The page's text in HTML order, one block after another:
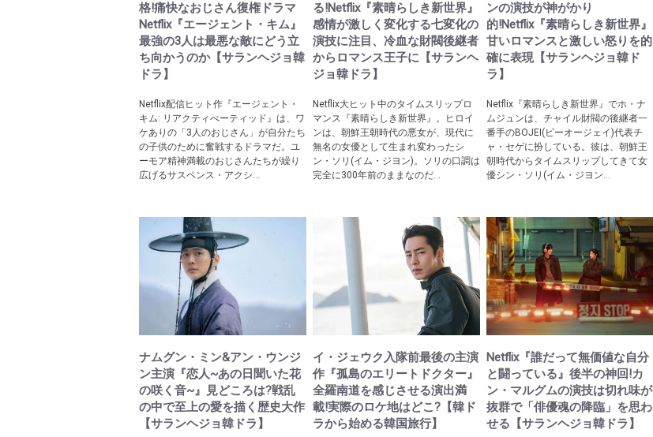
格!痛快なおじさん復権ドラマ
Netflix『エージェント・キム』
最強の3人は最悪な敵にどう立
ち向かうのか【サランヘジョ韓
ドラ】
Netflix配信ヒット作『エージェント・
キム: リアクティべーティッド』は、ワ
ケありの「3人のおじさん」が自分たち
の子供のために奮戦するドラマだ。ユ
ーモア精神満載のおじさんたちが繰り
広げるサスペンス・アクシ...
る!Netflix『素晴らしき新世界』
感情が激しく変化する七変化の
演技に注目、冷血な財閥後継者
からロマンス王子に【サランヘ
ジョ韓ドラ】
Netflix大ヒット中のタイムスリップロ
マンス『素晴らしき新世界』。ヒロイ
ンは、朝鮮王朝時代の悪女が、現代に
無名の女優として生まれ変わったシ
ン・ソリ(イム・ジヨン)。ソリの口調は
完全に300年前のままなのだ...
ンの演技が神がかり
的!Netflix『素晴らしき新世界』
甘いロマンスと激しい怒りを的
確に表現【サランヘジョ韓ド
ラ】
Netflix『素晴らしき新世界』でホ・ナ
ムジュンは、チャイル財閥の後継者一
番手のBOJEI(ビーオージェイ)代表チ
ャ・セゲに扮している。彼は、朝鮮王
朝時代からタイムスリップしてきて女
優シン・ソリ(イム・ジヨン...
ナムグン・ミン&アン・ウンジ
ン主演『恋人~あの日聞いた花
の咲く音~』見どころは?戦乱
の中で至上の愛を描く歴史大作
【サランヘジョ韓ドラ】
イ・ジェウク入隊前最後の主演
作『孤島のエリートドクター』
全羅南道を感じさせる演出満
載!実際のロケ地はどこ?【韓ド
ラから始める韓国旅行】
Netflix『誰だって無価値な自分
と闘っている』後半の神回!カ
ン・マルグムの演技は切れ味が
抜群で「俳優魂の降臨」を思わ
せる【サランヘジョ韓ドラ】